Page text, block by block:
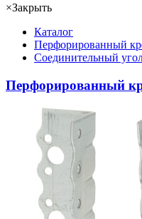
×Закрыть
Каталог
Перфорированный
Соединительный
Перфорированный